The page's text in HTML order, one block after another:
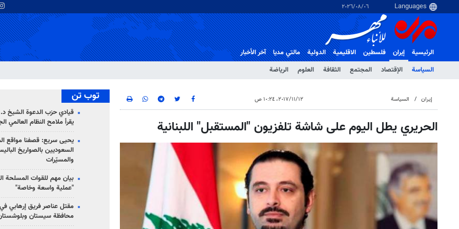
٠٦‏/٠٨‏/٢٠٢٦
الرئيسية
إيران
السياسة
الإقتصاد المجتمع الثقافة العلوم الرياضة
فلسطین الاقلیمیة الدولية مالتي مدیا آخر الأخبار
إيران السياسة ١٢‏/١١‏/٢٠١٧، ١٠:٢٤ ص
الحريري يطل اليوم على شاشة تلفزيون "المستقبل" اللبنانية
توب تن
قيادي حزب الدعوة الشيخ
يقرأ ملامح النظام العالمي
يحيى سريع: قصفنا مواقع
السعوديين بالصواريخ
والمسيّرات
بيان مهم للقوات المسلحة
"عملية واسعة وخاصة"
مقتل عناصر فريق إرهابي
محافظة سيستان